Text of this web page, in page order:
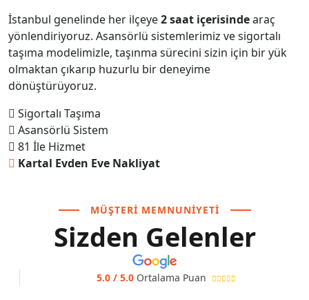
İstanbul genelinde her ilçeye2 saat içerisindearaç
yönlendiriyoruz. Asansörlü sistemlerimiz ve sigortalı
taşıma modelimizle, taşınma sürecini sizin için bir yük
olmaktan çıkarıp huzurlu bir deneyime
dönüştürüyoruz.
Sigortalı Taşıma
Asansörlü Sistem
81 İle Hizmet
Kartal Evden Eve Nakliyat
MÜŞTERI MEMNUNIYETI
Sizden Gelenler
5.0 / 5.0Ortalama Puan